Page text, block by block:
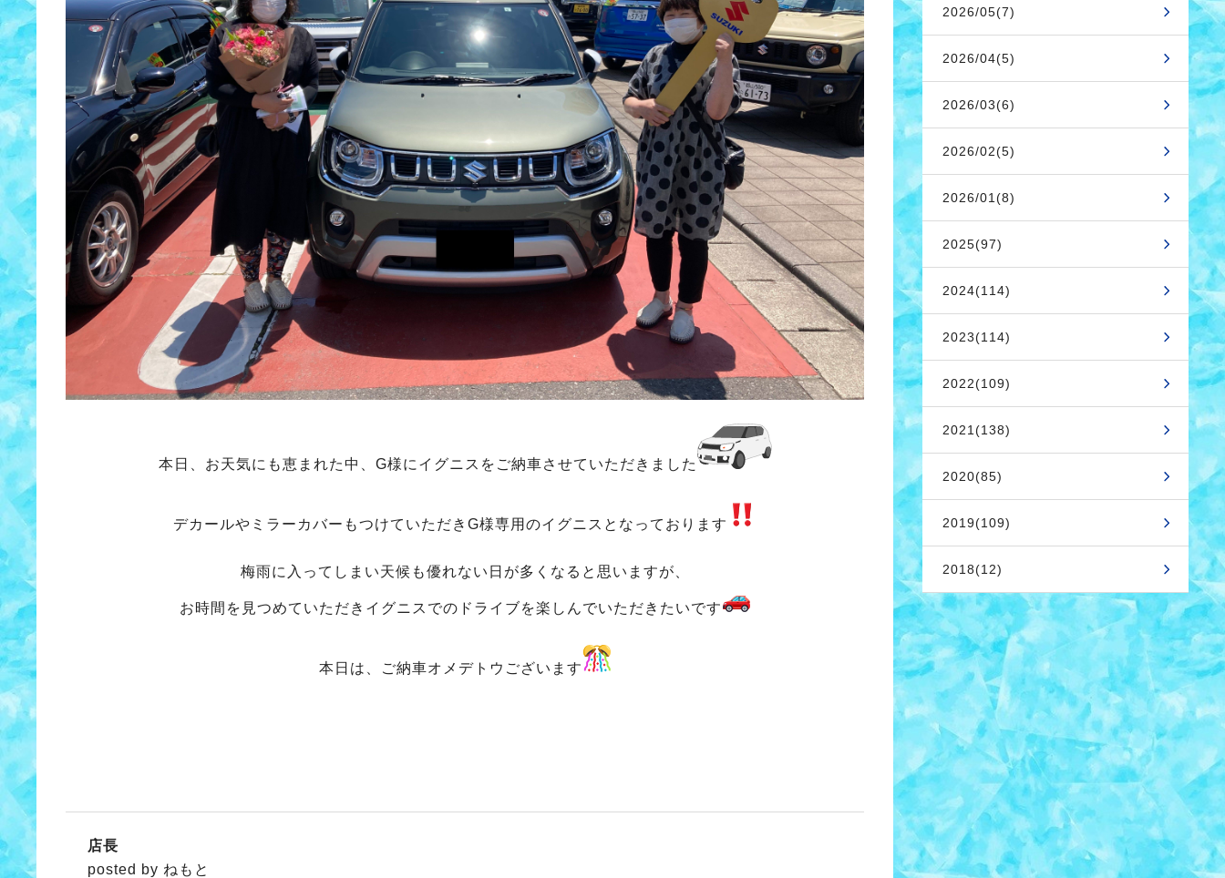
本日、お天気にも恵まれた中、G様にイグニスをご納車させていただきました
デカールやミラーカバーもつけていただきG様専用のイグニスとなっております
梅雨に入ってしまい天候も優れない日が多くなると思いますが、
お時間を見つめていただきイグニスでのドライブを楽しんでいただきたいです
本日は、ご納車オメデトウございます
店長
posted by ねもと
2026/05(7)
2026/04(5)
2026/03(6)
2026/02(5)
2026/01(8)
2025(97)
2024(114)
2023(114)
2022(109)
2021(138)
2020(85)
2019(109)
2018(12)